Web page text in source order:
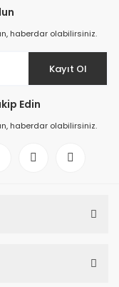
haberdar olabilirsiniz.
Kayıt Ol
Edin
haberdar olabilirsiniz.